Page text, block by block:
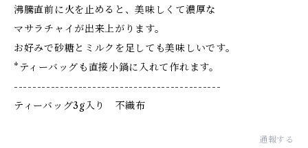
沸騰直前に火を止めると、美味しくて濃厚な
マサラチャイが出来上がります。
お好みで砂糖とミルクを足しても美味しいです。
*ティーバッグも直接小鍋に入れて作れます。
---------------------------------------------
ティーバッグ3g入り 不織布
通報する